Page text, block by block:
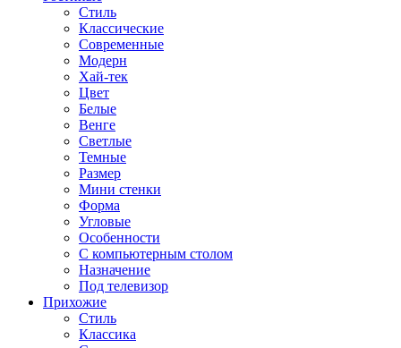
Стиль
Классические
Современные
Модерн
Хай-тек
Цвет
Белые
Венге
Светлые
Темные
Размер
Мини стенки
Форма
Угловые
Особенности
С компьютерным столом
Назначение
Под телевизор
Прихожие
Стиль
Классика